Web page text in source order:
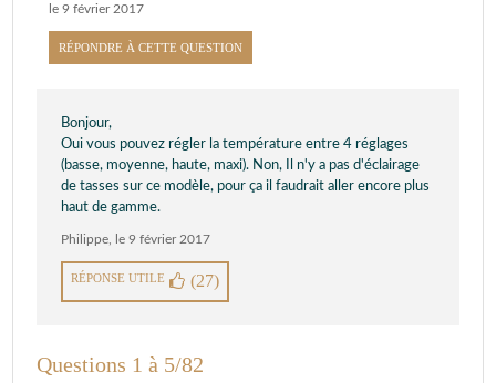
le 9 février 2017
RÉPONDRE À CETTE QUESTION
Bonjour,
Oui vous pouvez régler la température entre 4 réglages
(basse, moyenne, haute, maxi). Non, Il n'y a pas d'éclairage
de tasses sur ce modèle, pour ça il faudrait aller encore plus
haut de gamme.
Philippe le 9 février 2017
RÉPONSE UTILE (27)
Questions 1 à 5/82